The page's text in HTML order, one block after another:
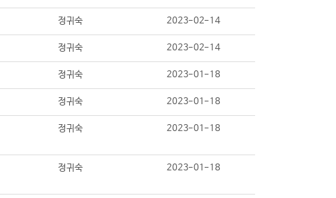
정귀숙 2023-02-14
정귀숙 2023-02-14
정귀숙 2023-01-18
정귀숙 2023-01-18
정귀숙 2023-01-18
정귀숙 2023-01-18